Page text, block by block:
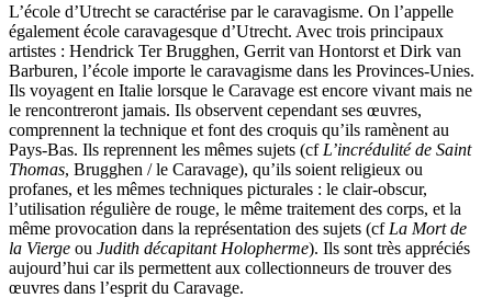
L’école d’Utrecht se caractérise par le caravagisme. On l’appelle
également école caravagesque d’Utrecht. Avec trois principaux
artistes : Hendrick Ter Brugghen, Gerrit van Hontorst et Dirk van
Barburen, l’école importe le caravagisme dans les Provinces-Unies.
Ils voyagent en Italie lorsque le Caravage est encore vivant mais ne
le rencontreront jamais. Ils observent cependant ses œuvres,
comprennent la technique et font des croquis qu’ils ramènent au
Pays-Bas. Ils reprennent les mêmes sujets (cf L’incrédulité de Saint
Thomas, Brugghen / le Caravage), qu’ils soient religieux ou
profanes, et les mêmes techniques picturales : le clair-obscur,
l’utilisation régulière de rouge, le même traitement des corps, et la
même provocation dans la représentation des sujets (cf La Mort de
la Vierge ou Judith décapitant Holopherme). Ils sont très appréciés
aujourd’hui car ils permettent aux collectionneurs de trouver des
œuvres dans l’esprit du Caravage.